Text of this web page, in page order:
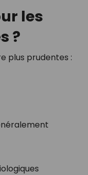
les
?
plus prudentes :